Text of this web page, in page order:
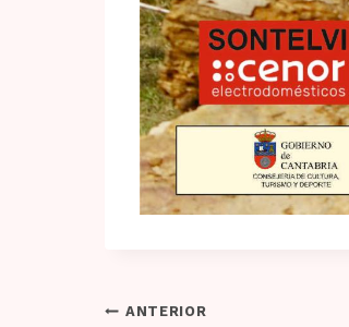
Navegación
ANTERIOR